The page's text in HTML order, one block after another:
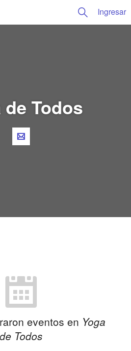
Ingresar
de Todos
eventos en Yoga
de Todos